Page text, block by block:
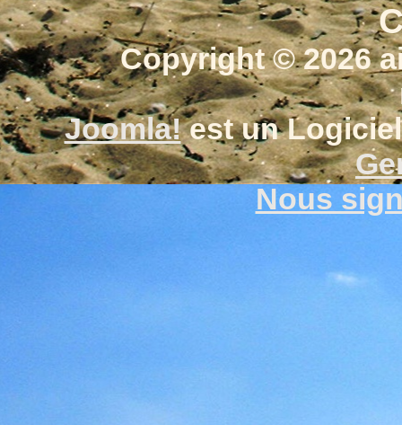
Copyright © 2026
Joomla!est un
Nous